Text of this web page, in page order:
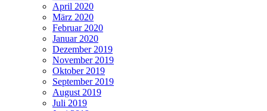
April 2020
März 2020
Februar 2020
Januar 2020
Dezember 2019
November 2019
Oktober 2019
September 2019
August 2019
Juli 2019